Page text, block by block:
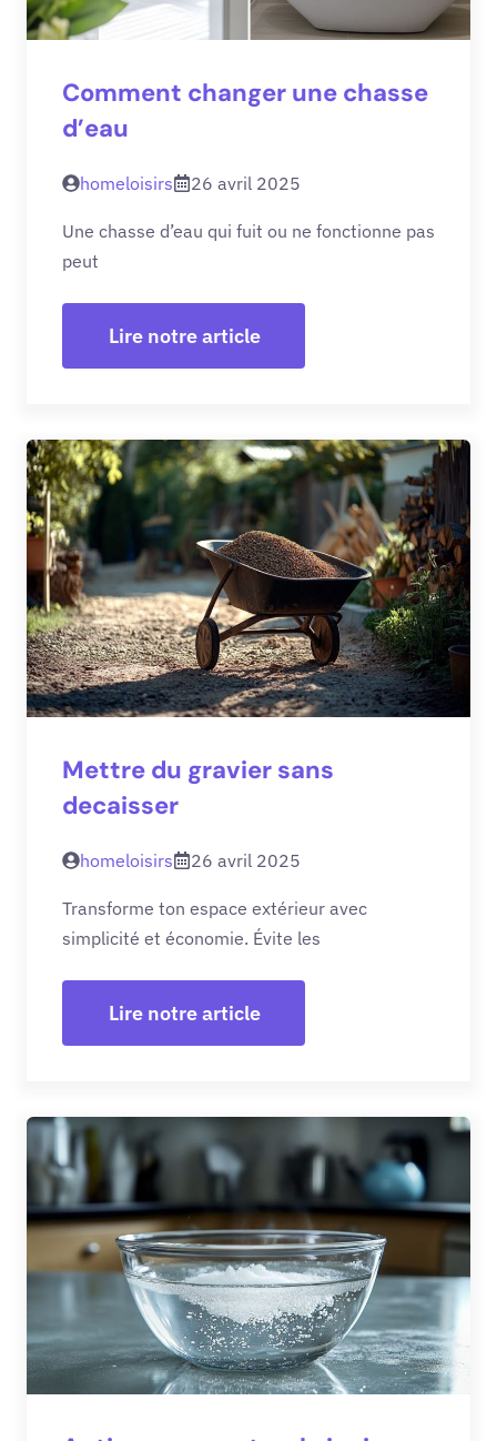
Comment changer une chasse
d’eau
homeloisirs 26 avril 2025
Une chasse d’eau qui fuit ou ne fonctionne pas
peut
Lire notre article
Mettre du gravier sans
decaisser
homeloisirs 26 avril 2025
Transforme ton espace extérieur avec
simplicité et économie. Évite les
Lire notre article